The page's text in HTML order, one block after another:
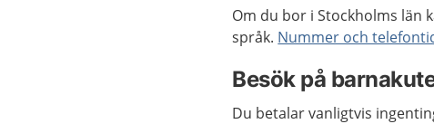
Om du bor i Stockholms län
språk. Nummer och
Besök på
Du betalar vanligtvis